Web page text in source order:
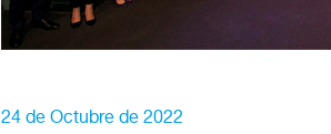
24 de Octubre de 2022